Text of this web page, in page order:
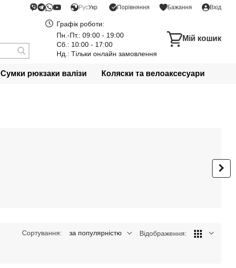
РусУкр Порівняння Бажання Вхід
Графік роботи:
Пн.-Пт.: 09:00 - 19:00
Сб.: 10:00 - 17:00
Нд.: Тільки онлайн замовлення
Мій кошик
Сумки рюкзаки валізи Коляски та велоаксесуари
Сортування: за популярністю Відображення: